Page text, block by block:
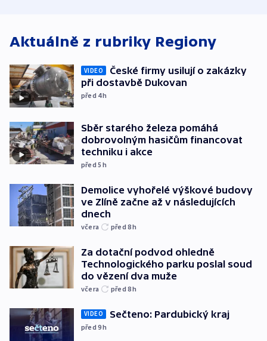
Aktuálně z rubriky Regiony
VIDEO
České firmy usilují o zakázky
při dostavbě Dukovan
před 4h
Sběr starého železa pomáhá
dobrovolným hasičům financovat
techniku i akce
před 5h
Demolice vyhořelé výškové budovy
ve Zlíně začne až v následujících
dnech
včera před 8h
Za dotační podvod ohledně
Technologického parku poslal soud
do vězení dva muže
včera před 8h
VIDEO Sečteno: Pardubický kraj
před 9h